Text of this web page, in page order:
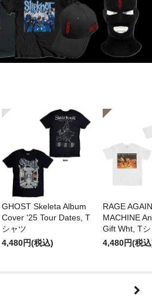
GHOST Skeleta Album
Cover '25 Tour Dates, T
シャツ
4,480円(税込)
RAGE
MACHINE
Gift Wht, T
4,480円(税